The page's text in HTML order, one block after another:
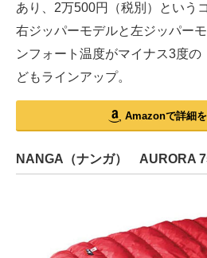
あり、2万500円（税別）という
右ジッパーモデルと左ジッパー
ンフォート温度がマイナス3度の
どもラインアップ。
Amazonで詳細
NANGA（ナンガ） AURORA